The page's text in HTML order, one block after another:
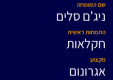
שם המומחה
ניג'ם סלים
התמחות ראשית
חקלאות
מקצוע
אגרונום